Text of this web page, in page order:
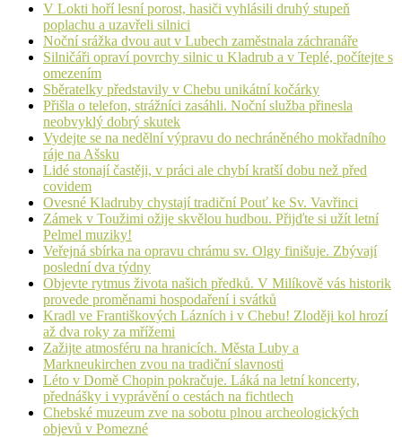
V Lokti hoří lesní porost, hasiči vyhlásili druhý stupeň
poplachu a uzavřeli silnici
Noční srážka dvou aut v Lubech zaměstnala záchranáře
Silničáři opraví povrchy silnic u Kladrub a v Teplé, počítejte s
omezením
Sběratelky představily v Chebu unikátní kočárky
Přišla o telefon, strážníci zasáhli. Noční služba přinesla
neobvyklý dobrý skutek
Vydejte se na nedělní výpravu do nechráněného mokřadního
ráje na Ašsku
Lidé stonají častěji, v práci ale chybí kratší dobu než před
covidem
Ovesné Kladruby chystají tradiční Pouť ke Sv. Vavřinci
Zámek v Toužimi ožije skvělou hudbou. Přijďte si užít letní
Pelmel muziky!
Veřejná sbírka na opravu chrámu sv. Olgy finišuje. Zbývají
poslední dva týdny
Objevte rytmus života našich předků. V Milíkově vás historik
provede proměnami hospodaření i svátků
Kradl ve Františkových Lázních i v Chebu! Zloději kol hrozí
až dva roky za mřížemi
Zažijte atmosféru na hranicích. Města Luby a
Markneukirchen zvou na tradiční slavnosti
Léto v Domě Chopin pokračuje. Láká na letní koncerty,
přednášky i vyprávění o cestách na fichtlech
Chebské muzeum zve na sobotu plnou archeologických
objevů v Pomezné